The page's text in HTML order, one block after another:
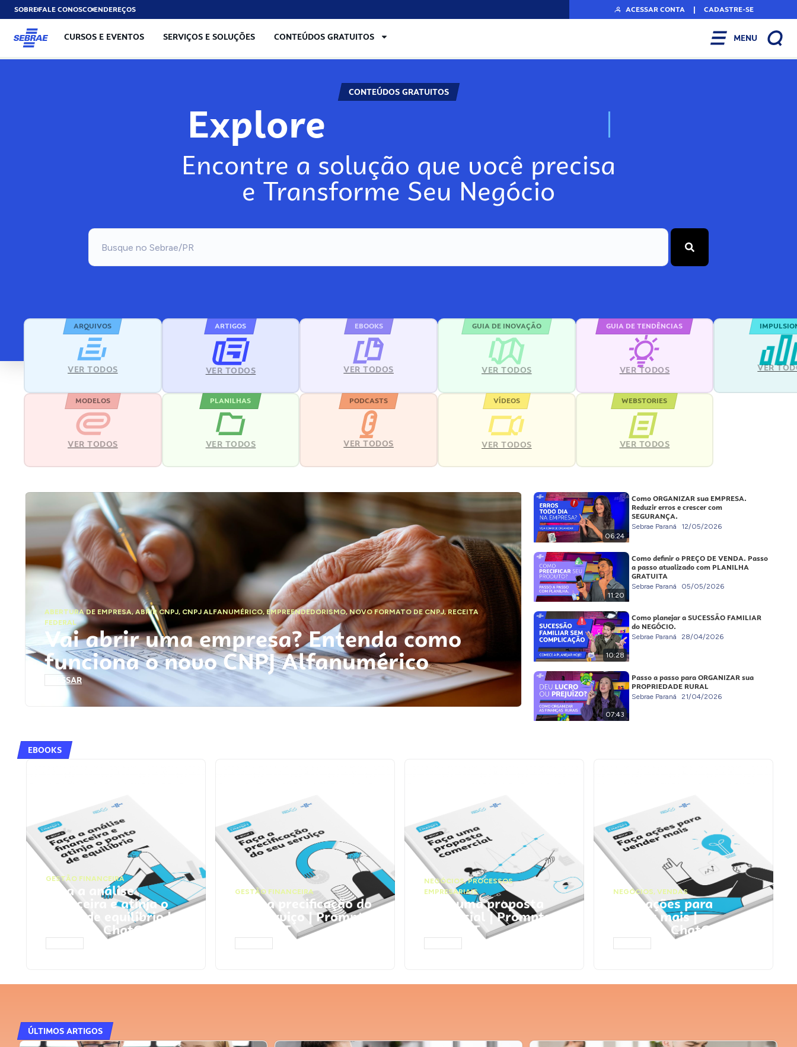
SOBREFALE CONOSCOENDEREÇOS ACESSAR CONTA | CADASTRE-SE
CURSOS E EVENTOS SERVIÇOS E SOLUÇÕES CONTEÚDOS GRATUITOS MENU
CONTEÚDOS GRATUITOS
Explore N
Encontre a solução que você precisa
e Transforme Seu Negócio
ARQUIVOS
VER TODOS
ARTIGOS
VER TODOS
EBOOKS
VER TODOS
GUIA DE INOVAÇÃO
VER TODOS
GUIA DE TENDÊNCIAS
VER TODOS VER
MODELOS
VER TODOS
PLANILHAS
VER TODOS
PODCASTS
VER TODOS
VÍDEOS
VER TODOS
WEBSTORIES
VER TODOS
ABERTURA DE EMPRESA,ABRIR CNPJ, CNPJ ALFANUMÉRICO, EMPREENDEDORISMO,NOVO FORMATO DE CNPJ,RECEITA
FEDERAL
Vai abrir uma empresa? Entenda como
funciona o novo CNPJ Alfanumérico
ACESSAR
06:24
Como ORGANIZAR sua EMPRESA.
Reduzir erros e crescer com
SEGURANÇA.
Sebrae Paraná 12/05/2026
11:20
Como definir o PREÇO DE VENDA. Passo
a passo atualizado com PLANILHA
GRATUITA
Sebrae Paraná 05/05/2026
10:28
Como planejar a SUCESSÃO FAMILIAR
do NEGÓCIO.
Sebrae Paraná 28/04/2026
07:43
Passo a passo para ORGANIZAR sua
PROPRIEDADE RURAL
Sebrae Paraná 21/04/2026
EBOOKS
GESTÃO FINANCEIRA
Faça a análise
financeira e atinja o
ponto de equilíbrio |
Prompts ChatGPT
GESTÃO FINANCEIRA
Faça a precificação do
seu serviço | Prompts
ChatGPT
NEGÓCIOS,PROCESSOS
EMPRESARIAIS
Faça uma proposta
comercial | Prompts
ChatGPT
NEGÓCIOS, VENDAS
Faça ações para
vender mais |
Prompts ChatGPT
ÚLTIMOS ARTIGOS